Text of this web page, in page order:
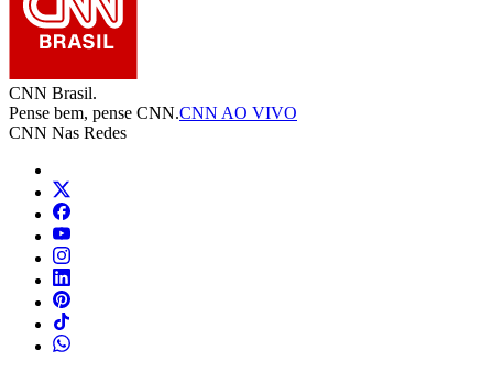
CNN Brasil.
Pense bem, pense CNN.CNN AO VIVO
CNN Nas Redes